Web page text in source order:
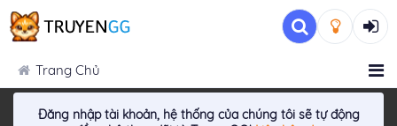
Trang Chủ
Đăng nhập tài khoản, hệ thống của chúng tôi sẽ tự động